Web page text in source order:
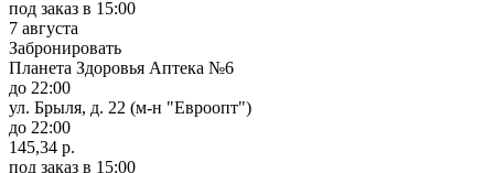
под заказ в 15:00
7 августа
Забронировать
Планета Здоровья Аптека №6
до 22:00
ул. Брыля, д. 22 (м-н "Евроопт")
до 22:00
145,34 р.
под заказ в 15:00